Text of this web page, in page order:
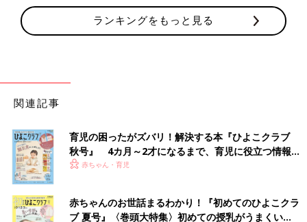
ランキングをもっと見る
関連記事
育児の困ったがズバリ！解決する本『ひよこクラブ
秋号』 4カ月～2才になるまで、育児に役立つ情報が
いっぱい！
赤ちゃん・育児
赤ちゃんのお世話まるわかり！『初めてのひよこクラ
ブ 夏号』〈巻頭大特集〉初めての授乳がうまくい